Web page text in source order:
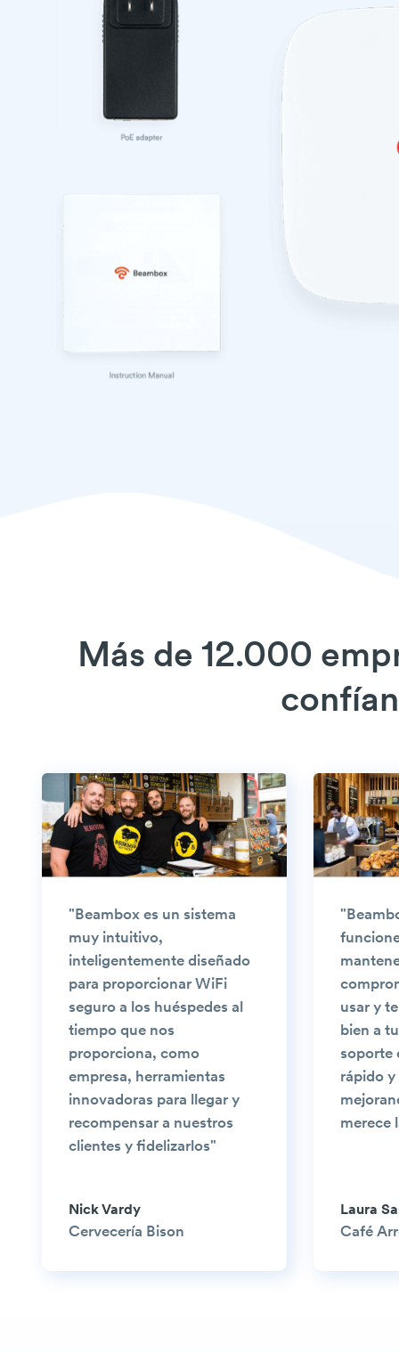
Más de 12.000
"Beambox es un sistema
muy intuitivo,
inteligentemente diseñado
para proporcionar WiFi
seguro a los huéspedes al
tiempo que nos
proporciona, como
empresa, herramientas
innovadoras para llegar y
recompensar a nuestros
clientes y fidelizarlos"
Nick Vardy
Cervecería Bison
usar y
bien a
soporte
rápido y
merece
Laura
Café